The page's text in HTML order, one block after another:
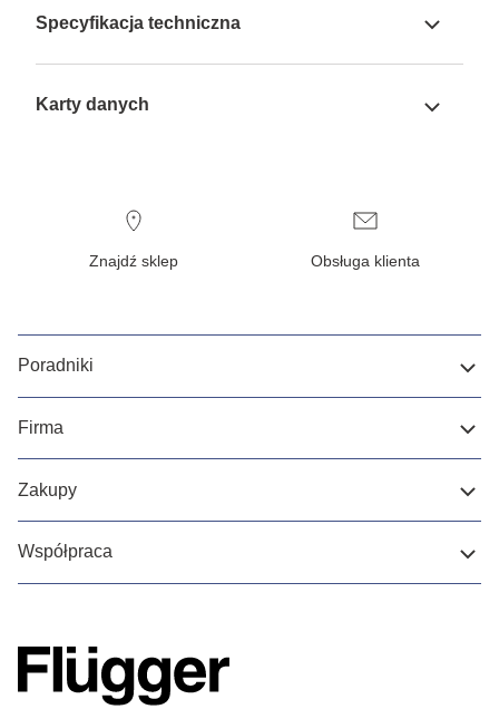
Specyfikacja techniczna
Karty danych
Znajdź sklep Obsługa klienta
Poradniki
Firma
Zakupy
Współpraca